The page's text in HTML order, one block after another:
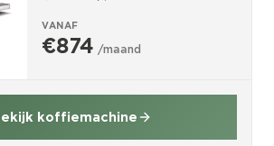
VANAF
€874 /maand
koffiemachine